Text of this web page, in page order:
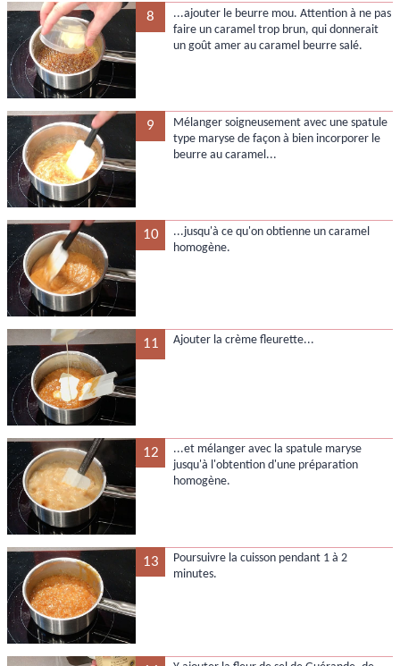
8
...ajouter le beurre mou. Attention à ne pas
faire un caramel trop brun, qui donnerait
un goût amer au caramel beurre salé.
9
Mélanger soigneusement avec une spatule
type maryse de façon à bien incorporer le
beurre au caramel...
10
...jusqu'à ce qu'on obtienne un caramel
homogène.
11 Ajouter la crème fleurette...
12
...et mélanger avec la spatule maryse
jusqu'à l'obtention d'une préparation
homogène.
13
Poursuivre la cuisson pendant 1 à 2
minutes.